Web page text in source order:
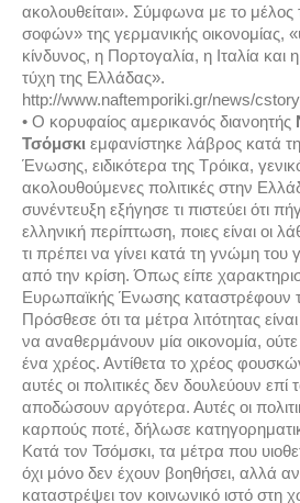
ακολουθείται». Σύμφωνα με το μέλος
σοφών» της γερμανικής οικονομίας,
κίνδυνος, η Πορτογαλία, η Ιταλία και
τύχη της Ελλάδας».
http://www.naftemporiki.gr/news/
• Ο κορυφαίος αμερικανός διανοητής
Τσόμσκι εμφανίστηκε λάβρος κατά
Ένωσης, ειδικότερα της Τρόικα,
ακολουθούμενες πολιτικές στην
συνέντευξη εξήγησε τι πιστεύει ότι
ελληνική περίπτωση, ποιες είναι οι
τι πρέπει να γίνει κατά τη γνώμη
από την κρίση. Όπως είπε
Ευρωπαϊκής Ένωσης καταστρέφουν
Πρόσθεσε ότι τα μέτρα λιτότητας
να αναθερμάνουν μία οικονομία,
ένα χρέος. Αντίθετα το χρέος
αυτές οι πολιτικές δεν δουλεύουν
αποδώσουν αργότερα. Αυτές οι
καρπούς ποτέ, δήλωσε
Κατά τον Τσόμσκι, τα μέτρα που
όχι μόνο δεν έχουν βοηθήσει, αλλά
καταστρέψει τον κοινωνικό ιστό στη